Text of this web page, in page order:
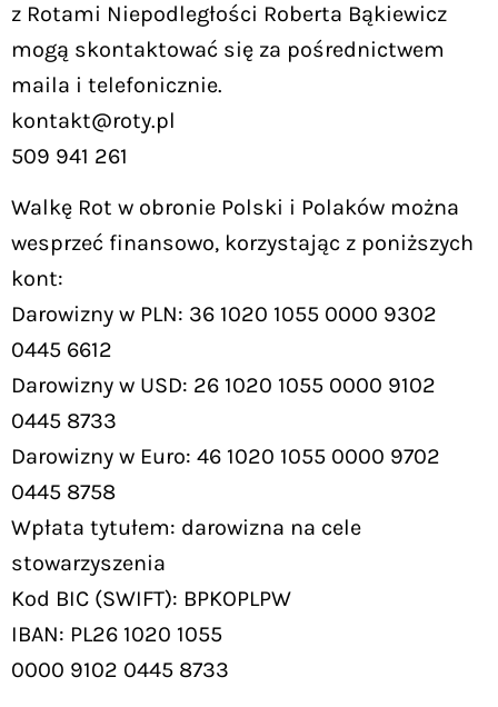
z Rotami Niepodległości Roberta Bąkiewicz
mogą skontaktować się za pośrednictwem
maila i telefonicznie.
kontakt@roty.pl
509 941 261
Walkę Rot w obronie Polski i Polaków można
wesprzeć finansowo, korzystając z poniższych
kont:
Darowizny w PLN: 36 1020 1055 0000 9302
0445 6612
Darowizny w USD: 26 1020 1055 0000 9102
0445 8733
Darowizny w Euro: 46 1020 1055 0000 9702
0445 8758
Wpłata tytułem: darowizna na cele
stowarzyszenia
Kod BIC (SWIFT): BPKOPLPW
IBAN: PL26 1020 1055
0000 9102 0445 8733